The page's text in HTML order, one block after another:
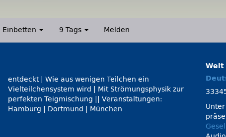
Einbetten 9 Tags Melden
Hamburg | Dortmund | München
Welt